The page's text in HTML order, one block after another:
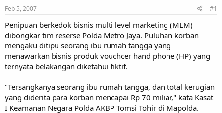
s
t
a
r
t
e
r
e
Feb 5, 2007 #1
Penipuan berkedok bisnis multi level marketing (MLM)
dibongkar tim reserse Polda Metro Jaya. Puluhan korban
mengaku ditipu seorang ibu rumah tangga yang
menawarkan bisnis produk vouchcer hand phone (HP) yang
ternyata belakangan diketahui fiktif.
"Tersangkanya seorang ibu rumah tangga, dan total kerugian
yang diderita para korban mencapai Rp 70 miliar," kata Kasat
I Keamanan Negara Polda AKBP Tomsi Tohir di Mapolda.